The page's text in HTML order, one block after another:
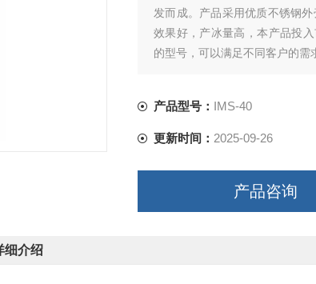
发而成。产品采用优质不锈钢
效果好，产冰量高，本产品投
的型号，可以满足不同客户的需
产品型号： IMS-40
更新时间： 2025-09-26
产品咨询
细介绍